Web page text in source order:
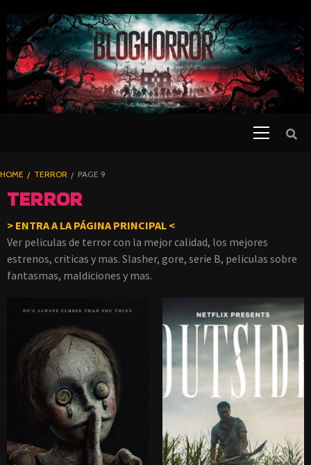
TO
CONTENT
BLOGHORROR
⋆
HOME TERROR PAGE 9
TERROR
> ENTRA A LA PÁGINA PRINCIPAL <
Ver peliculas de terror con la mejor calidad, los mejores
estrenos, criticas y mas. Slasher, gore, serie B, peliculas sobre
fantasmas, maldiciones y mas.